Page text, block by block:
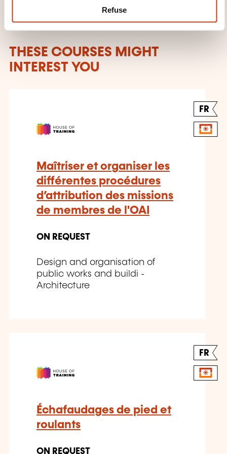
Refuse
THESE COURSES MIGHT
INTEREST YOU
FR
Maîtriser et organiser les
différentes procédures
d’attribution des missions
de membres de l'OAI
ON REQUEST
Design and organisation of
public works and buildi -
Architecture
FR
Échafaudages de pied et
roulants
ON REQUEST